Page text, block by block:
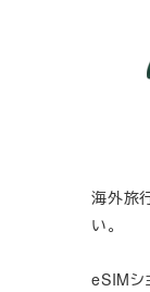
海外旅
い。
eSIMシ